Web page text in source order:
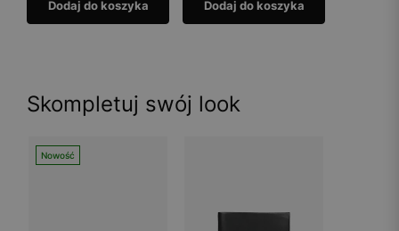
Dodaj do koszyka Dodaj do koszyka
Skompletuj swój look
Nowość